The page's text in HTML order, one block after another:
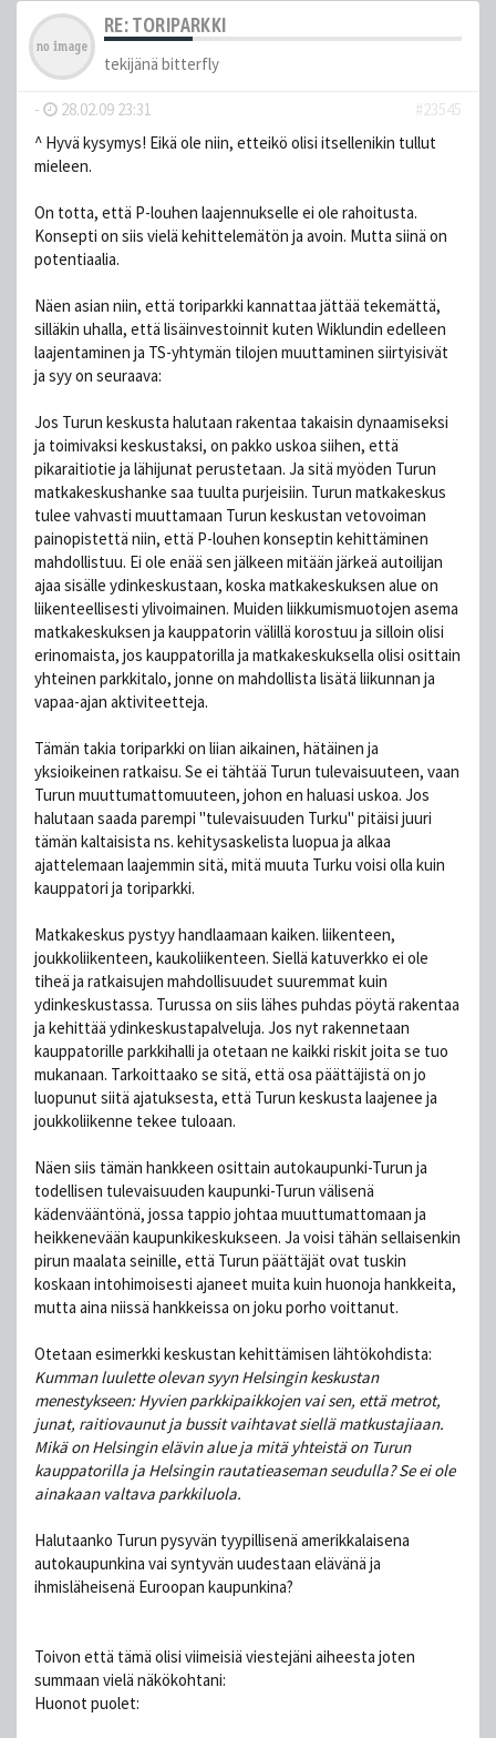
RE: TORIPARKKI
tekijänä bitterfly
- 28.02.09 23:31
#23545
^ Hyvä kysymys! Eikä ole niin, etteikö olisi itsellenikin tullut
mieleen.
On totta, että P-louhen laajennukselle ei ole rahoitusta.
Konsepti on siis vielä kehittelemätön ja avoin. Mutta siinä on
potentiaalia.
Näen asian niin, että toriparkki kannattaa jättää tekemättä,
silläkin uhalla, että lisäinvestoinnit kuten Wiklundin edelleen
laajentaminen ja TS-yhtymän tilojen muuttaminen siirtyisivät
ja syy on seuraava:
Jos Turun keskusta halutaan rakentaa takaisin dynaamiseksi
ja toimivaksi keskustaksi, on pakko uskoa siihen, että
pikaraitiotie ja lähijunat perustetaan. Ja sitä myöden Turun
matkakeskushanke saa tuulta purjeisiin. Turun matkakeskus
tulee vahvasti muuttamaan Turun keskustan vetovoiman
painopistettä niin, että P-louhen konseptin kehittäminen
mahdollistuu. Ei ole enää sen jälkeen mitään järkeä autoilijan
ajaa sisälle ydinkeskustaan, koska matkakeskuksen alue on
liikenteellisesti ylivoimainen. Muiden liikkumismuotojen asema
matkakeskuksen ja kauppatorin välillä korostuu ja silloin olisi
erinomaista, jos kauppatorilla ja matkakeskuksella olisi osittain
yhteinen parkkitalo, jonne on mahdollista lisätä liikunnan ja
vapaa-ajan aktiviteetteja.
Tämän takia toriparkki on liian aikainen, hätäinen ja
yksioikeinen ratkaisu. Se ei tähtää Turun tulevaisuuteen, vaan
Turun muuttumattomuuteen, johon en haluasi uskoa. Jos
halutaan saada parempi "tulevaisuuden Turku" pitäisi juuri
tämän kaltaisista ns. kehitysaskelista luopua ja alkaa
ajattelemaan laajemmin sitä, mitä muuta Turku voisi olla kuin
kauppatori ja toriparkki.
Matkakeskus pystyy handlaamaan kaiken. liikenteen,
joukkoliikenteen, kaukoliikenteen. Siellä katuverkko ei ole
tiheä ja ratkaisujen mahdollisuudet suuremmat kuin
ydinkeskustassa. Turussa on siis lähes puhdas pöytä rakentaa
ja kehittää ydinkeskustapalveluja. Jos nyt rakennetaan
kauppatorille parkkihalli ja otetaan ne kaikki riskit joita se tuo
mukanaan. Tarkoittaako se sitä, että osa päättäjistä on jo
luopunut siitä ajatuksesta, että Turun keskusta laajenee ja
joukkoliikenne tekee tuloaan.
Näen siis tämän hankkeen osittain autokaupunki-Turun ja
todellisen tulevaisuuden kaupunki-Turun välisenä
kädenvääntönä, jossa tappio johtaa muuttumattomaan ja
heikkenevään kaupunkikeskukseen. Ja voisi tähän sellaisenkin
pirun maalata seinille, että Turun päättäjät ovat tuskin
koskaan intohimoisesti ajaneet muita kuin huonoja hankkeita,
mutta aina niissä hankkeissa on joku porho voittanut.
Otetaan esimerkki keskustan kehittämisen lähtökohdista:
Kumman luulette olevan syyn Helsingin keskustan
menestykseen: Hyvien parkkipaikkojen vai sen, että metrot,
junat, raitiovaunut ja bussit vaihtavat siellä matkustajiaan.
Mikä on Helsingin elävin alue ja mitä yhteistä on Turun
kauppatorilla ja Helsingin rautatieaseman seudulla? Se ei ole
ainakaan valtava parkkiluola.
Halutaanko Turun pysyvän tyypillisenä amerikkalaisena
autokaupunkina vai syntyvän uudestaan elävänä ja
ihmisläheisenä Euroopan kaupunkina?
Toivon että tämä olisi viimeisiä viestejäni aiheesta joten
summaan vielä näkökohtani:
Huonot puolet: